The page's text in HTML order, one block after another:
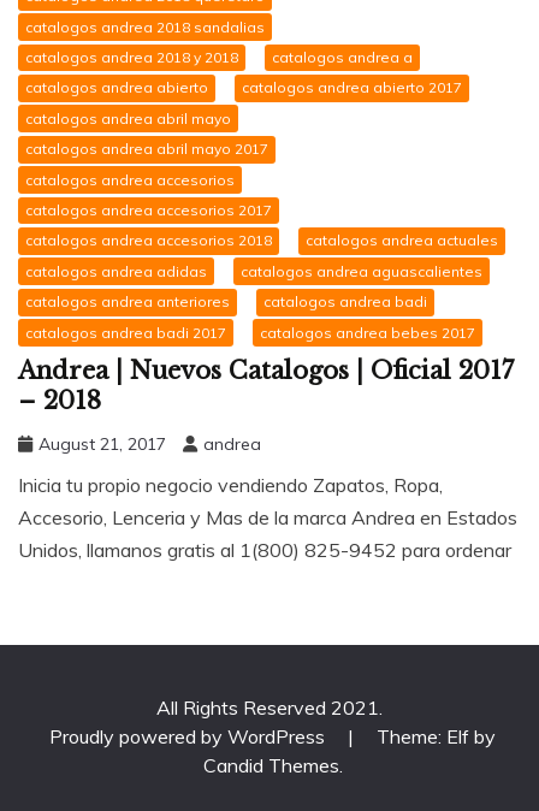
catalogos andrea 2018 sandalias
catalogos andrea 2018 y 2018
catalogos andrea a
catalogos andrea abierto
catalogos andrea abierto 2017
catalogos andrea abril mayo
catalogos andrea abril mayo 2017
catalogos andrea accesorios
catalogos andrea accesorios 2017
catalogos andrea accesorios 2018
catalogos andrea actuales
catalogos andrea adidas
catalogos andrea aguascalientes
catalogos andrea anteriores
catalogos andrea badi
catalogos andrea badi 2017
catalogos andrea bebes 2017
Andrea | Nuevos Catalogos | Oficial 2017
– 2018
August 21, 2017 andrea
Inicia tu propio negocio vendiendo Zapatos, Ropa,
Accesorio, Lenceria y Mas de la marca Andrea en Estados
Unidos, llamanos gratis al 1(800) 825-9452 para ordenar
All Rights Reserved 2021.
Proudly powered by WordPress
|
Theme: Elf by
Candid Themes